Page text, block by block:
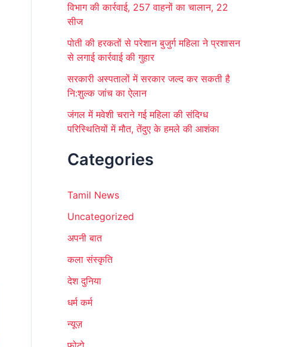
विभाग की कार्रवाई, 257 वाहनों का चालान, 22
सीज
पोती की हरकतों से परेशान बुजुर्ग महिला ने प्रशासन
से लगाई कार्रवाई की गुहार
सरकारी अस्पतालों में सरकार जल्द कर सकती है
नि:शुल्क जांच का ऐलान
जंगल में मवेशी चराने गई महिला की संदिग्ध
परिस्थितियों में मौत, तेंदुए के हमले की आशंका
Categories
Tamil News
Uncategorized
अपनी बात
कला संस्कृति
देश दुनिया
धर्म कर्म
न्यूज़